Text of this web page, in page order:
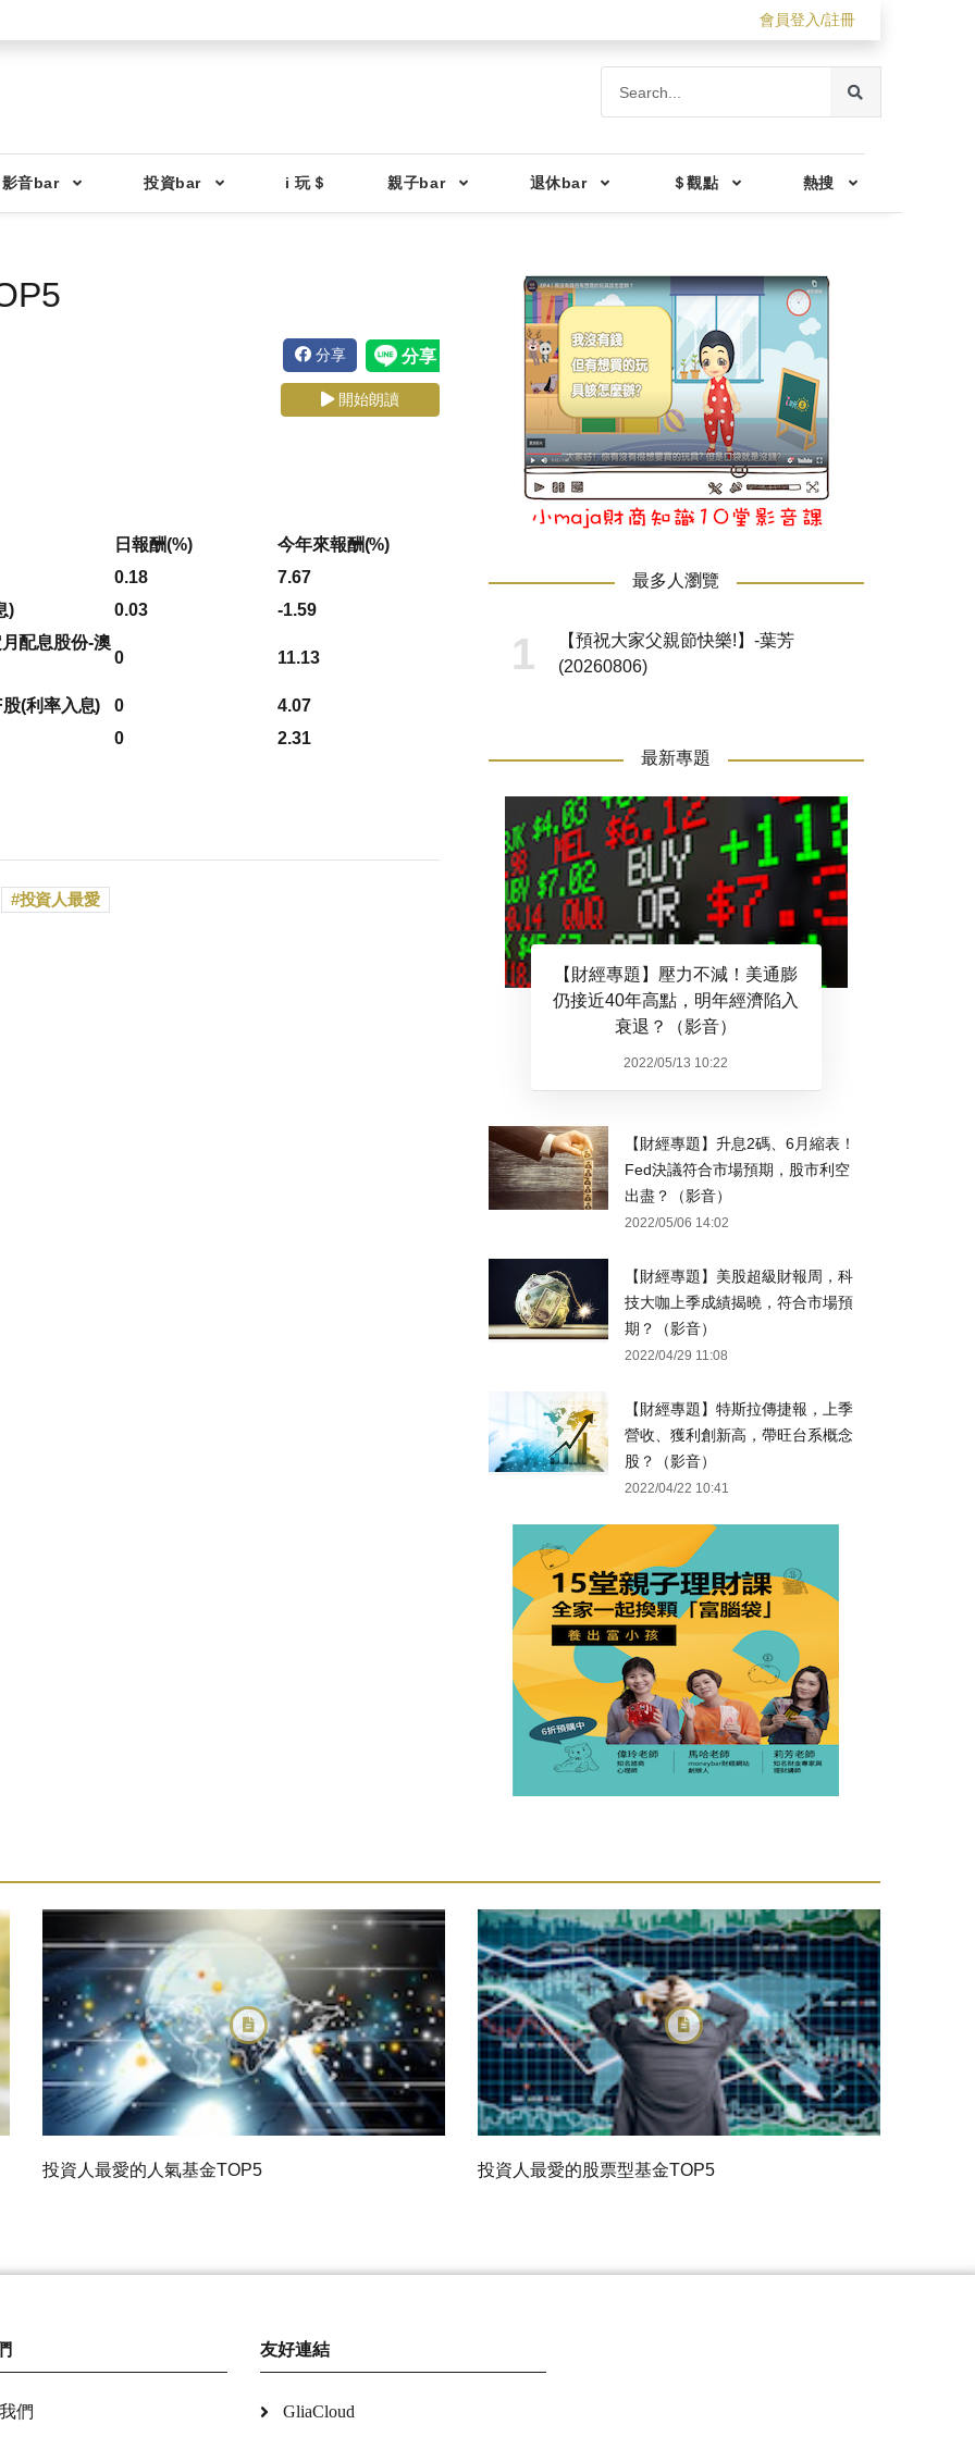
會員登入/註冊
音bar 投資bar i 玩＄ 親子bar 退休bar ＄觀點 熱搜
分享
開始朗讀
日報酬(%)
今年來報酬(%)
0.18
7.67
)
0.03
-1.59
配息股份-澳
0
11.13
(利率入息) 0
4.07
0
2.31
投資人最愛
最多人瀏覽
【預祝大家父親節快樂!】-葉芳
(20260806)
最新專題
【財經專題】壓力不減！美通膨
仍接近40年高點，明年經濟陷入
衰退？（影音）
2022/05/13 10:22
【財經專題】升息2碼、6月縮表！
Fed決議符合市場預期，股市利空
出盡？（影音）
2022/05/06 14:02
【財經專題】美股超級財報周，科
技大咖上季成績揭曉，符合市場預
期？（影音）
2022/04/29 11:08
【財經專題】特斯拉傳捷報，上季
營收、獲利創新高，帶旺台系概念
股？（影音）
2022/04/22 10:41
投資人最愛的人氣基金TOP5 投資人最愛的股票型基金TOP5
們
友好連結
GliaCloud